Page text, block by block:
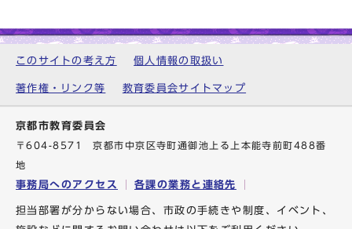
このサイトの考え方 個人情報の取扱い
著作権・リンク等 教育委員会サイトマップ
京都市教育委員会
〒604-8571 京都市中京区寺町通御池上る上本能寺前町488番
地
事務局へのアクセス 各課の業務と連絡先
担当部署が分からない場合、市政の手続きや制度、イベント、